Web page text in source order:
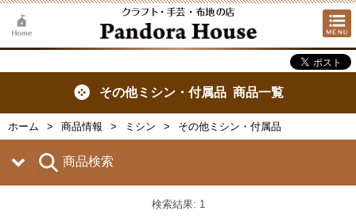
その他ミシン・付属品 商品一覧
ホーム 商品情報 ミシン その他ミシン・付属品
商品検索
検索結果: 1